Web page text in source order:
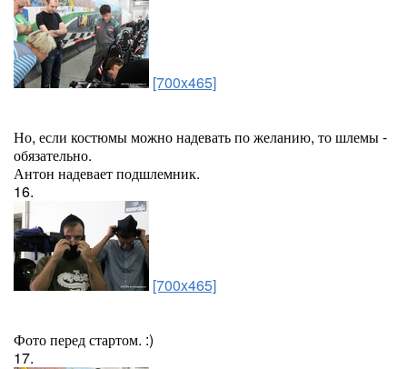
[700x465]
Но, если костюмы можно надевать по желанию, то шлемы -
обязательно.
Антон надевает подшлемник.
16.
[700x465]
Фото перед стартом. :)
17.